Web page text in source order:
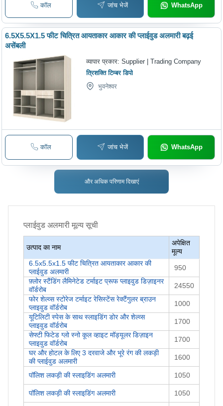
कॉल जांच भेजें WhatsApp
6.5X5.5X1.5 फीट चित्रित आयताकार आकार की प्लाईवुड अलमारी बढ़ई
असेंबली
व्यापार प्रकार:Supplier | Trading Company
त्रिशक्ति टिम्बर डिपो
भुवनेश्वर
कॉल जांच भेजें WhatsApp
और अधिक परिणाम दिखाएं
प्लाईवुड अलमारी मूल्य सूची
उत्पाद का नाम
अपेक्षित
मूल्य
6.5x5.5x1.5 फीट चित्रित आयताकार आकार की
प्लाईवुड अलमारी
950
फ़्लोर स्टैंडिंग लैमिनेटेड टर्माइट प्रूफ प्लाइवुड डिज़ाइनर
वॉर्डरोब
24550
फोर शेल्व्स स्टोरेज टर्माइट रेसिस्टेंस रेक्टैंगुलर ब्राउन
प्लाइवुड वॉर्डरोब
1000
यूटिलिटी स्पेस के साथ स्लाइडिंग डोर और शेल्व्स
प्लाइवुड वॉर्डरोब
1700
सेफ्टी फिटेड ग्लो स्नो कूल व्हाइट मॉड्यूलर डिज़ाइन
प्लाइवुड वॉर्डरोब
1700
घर और होटल के लिए 3 दरवाजे और भूरे रंग की लकड़ी
की प्लाईवुड अलमारी
1600
पॉलिश लकड़ी की स्लाइडिंग अलमारी 1050
पॉलिश लकड़ी की स्लाइडिंग अलमारी 1050